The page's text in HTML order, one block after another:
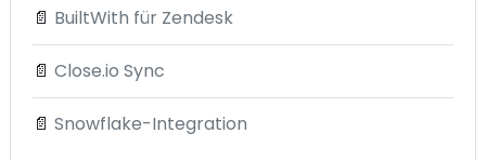
📄 BuiltWith für Zendesk
📄 Close.io Sync
📄 Snowflake-Integration